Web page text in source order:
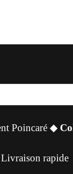
Poincaré ◆
Livraison rapide